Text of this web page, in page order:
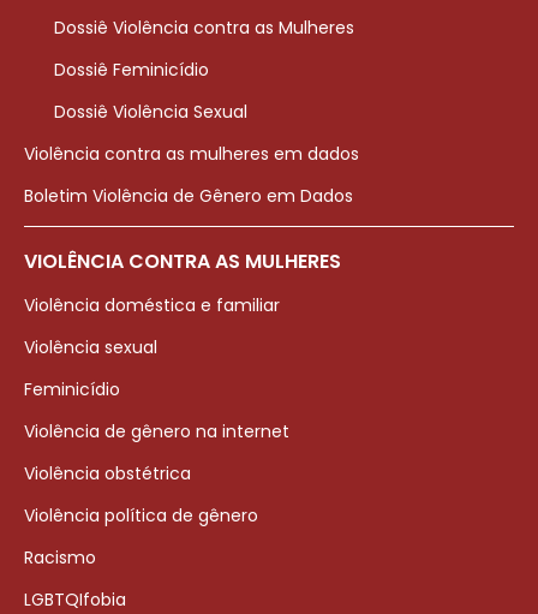
Dossiê Violência contra as Mulheres
Dossiê Feminicídio
Dossiê Violência Sexual
Violência contra as mulheres em dados
Boletim Violência de Gênero em Dados
VIOLÊNCIA CONTRA AS MULHERES
Violência doméstica e familiar
Violência sexual
Feminicídio
Violência de gênero na internet
Violência obstétrica
Violência política de gênero
Racismo
LGBTQIfobia